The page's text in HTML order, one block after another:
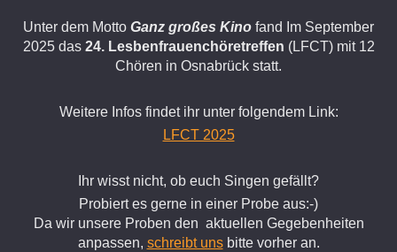
Unter dem Motto Ganz großes Kino fand Im September
2025 das 24. Lesbenfrauenchöretreffen (LFCT) mit 12
Chören in Osnabrück statt.
Weitere Infos findet ihr unter folgendem Link:
LFCT 2025
Ihr wisst nicht, ob euch Singen gefällt?
Probiert es gerne in einer Probe aus:-)
Da wir unsere Proben den aktuellen Gegebenheiten
anpassen, schreibt unsbitte vorher an.